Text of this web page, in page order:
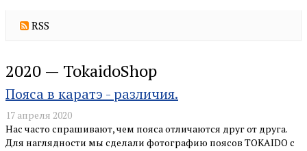
RSS
2020 — TokaidoShop
Пояса в каратэ - различия.
17 апреля 2020
Нас часто спрашивают, чем пояса отличаются друг от друга.
Для наглядности мы сделали фотографию поясов TOKAIDO с